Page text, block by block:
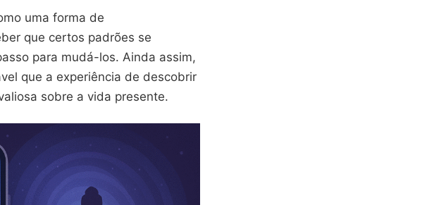
uma forma de
que certos padrões se
para mudá-los. Ainda assim,
que a experiência de descobrir
sobre a vida presente.